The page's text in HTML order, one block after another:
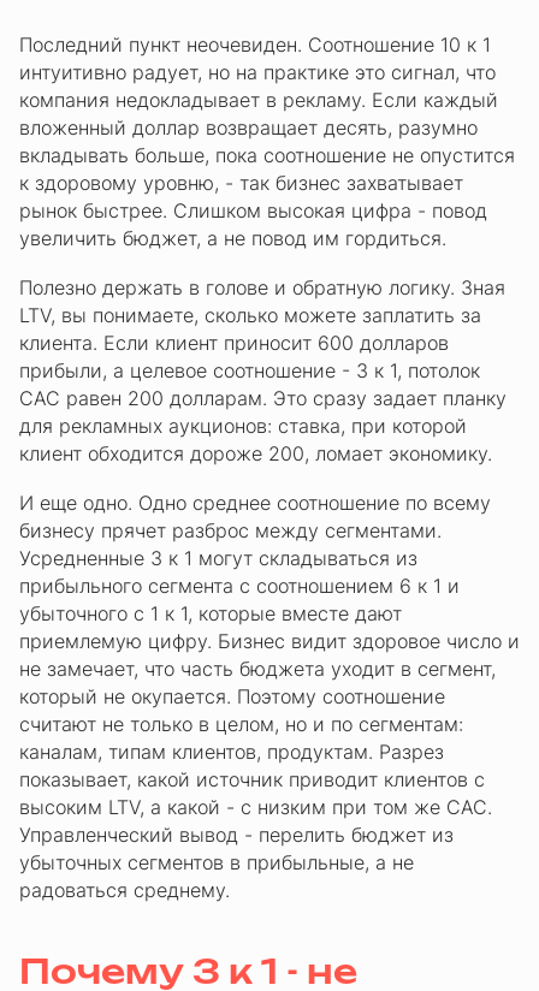
Последний пункт неочевиден. Соотношение 10 к 1
интуитивно радует, но на практике это сигнал, что
компания недокладывает в рекламу. Если каждый
вложенный доллар возвращает десять, разумно
вкладывать больше, пока соотношение не опустится
к здоровому уровню, - так бизнес захватывает
рынок быстрее. Слишком высокая цифра - повод
увеличить бюджет, а не повод им гордиться.
Полезно держать в голове и обратную логику. Зная
LTV, вы понимаете, сколько можете заплатить за
клиента. Если клиент приносит 600 долларов
прибыли, а целевое соотношение - 3 к 1, потолок
CAC равен 200 долларам. Это сразу задает планку
для рекламных аукционов: ставка, при которой
клиент обходится дороже 200, ломает экономику.
И еще одно. Одно среднее соотношение по всему
бизнесу прячет разброс между сегментами.
Усредненные 3 к 1 могут складываться из
прибыльного сегмента с соотношением 6 к 1 и
убыточного с 1 к 1, которые вместе дают
приемлемую цифру. Бизнес видит здоровое число и
не замечает, что часть бюджета уходит в сегмент,
который не окупается. Поэтому соотношение
считают не только в целом, но и по сегментам:
каналам, типам клиентов, продуктам. Разрез
показывает, какой источник приводит клиентов с
высоким LTV, а какой - с низким при том же CAC.
Управленческий вывод - перелить бюджет из
убыточных сегментов в прибыльные, а не
радоваться среднему.
Почему 3 к 1 - не